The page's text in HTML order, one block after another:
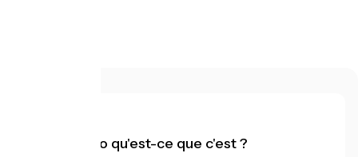
Accueil Vélo qu'est-ce que c'est ?